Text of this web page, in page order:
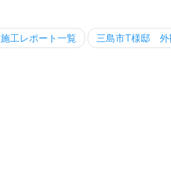
施工レポート一覧 三島市T様邸 外